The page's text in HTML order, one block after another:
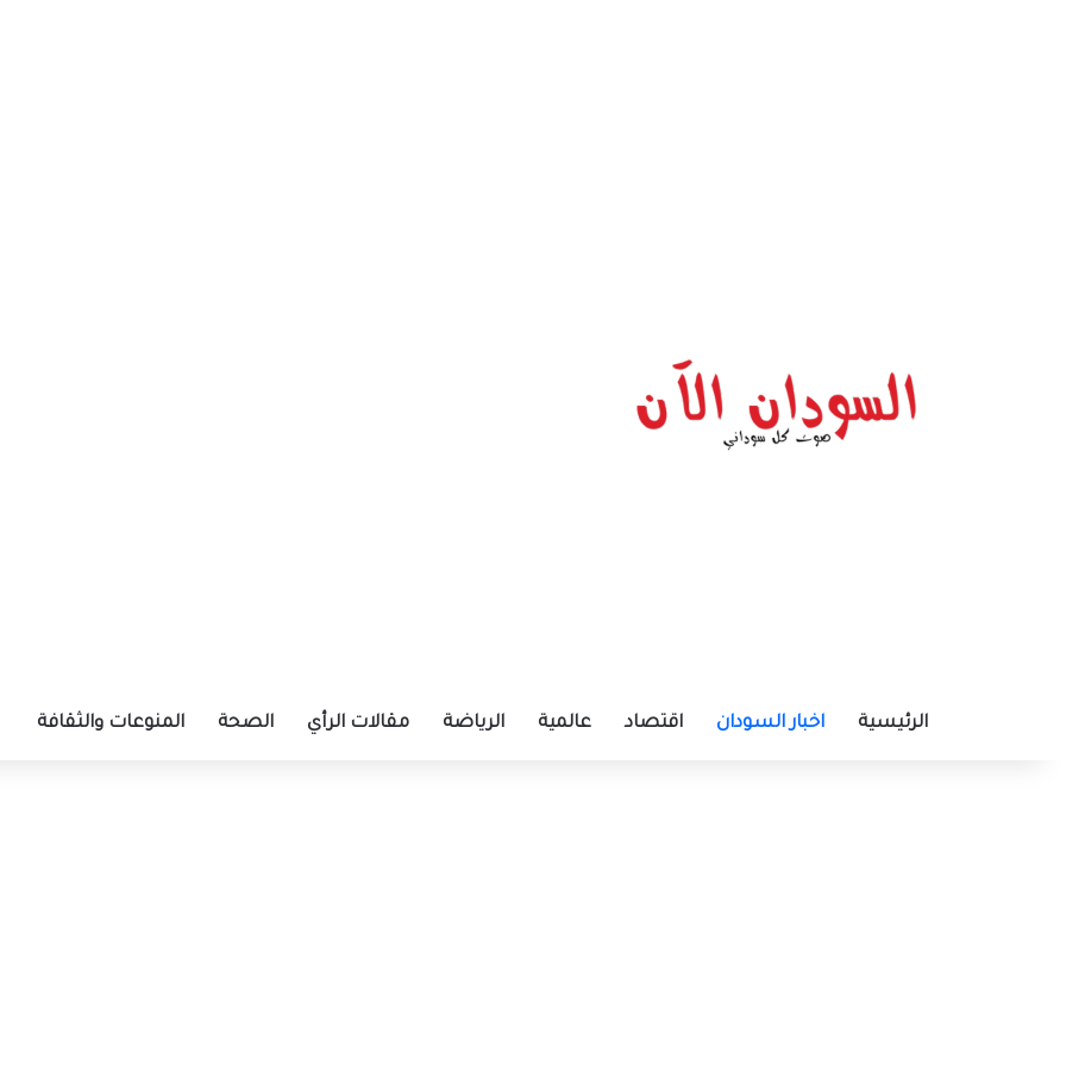
الرئيسية اخبار السودان اقتصاد عالمية الرياضة مقالات الرأي الصحة المنوعات والثقافة